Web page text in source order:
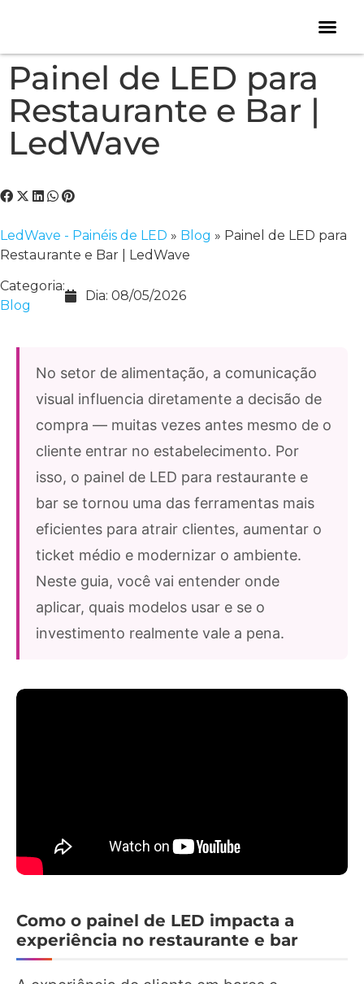
Painel de LED para
Restaurante e Bar |
LedWave
LedWave - Painéis de LED » Blog » Painel de LED para
Restaurante e Bar | LedWave
Categoria:
Blog
Dia: 08/05/2026
No setor de alimentação, a comunicação
visual influencia diretamente a decisão de
compra — muitas vezes antes mesmo de o
cliente entrar no estabelecimento. Por
isso, o painel de LED para restaurante e
bar se tornou uma das ferramentas mais
eficientes para atrair clientes, aumentar o
ticket médio e modernizar o ambiente.
Neste guia, você vai entender onde
aplicar, quais modelos usar e se o
investimento realmente vale a pena.
Como o painel de LED impacta a
experiência no restaurante e bar